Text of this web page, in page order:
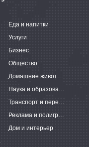
Еда и напитки
Услуги
Бизнес
Общество
Домашние животные
Наука и образование
Транспорт и перевозки
Реклама и полиграфия
Дом и интерьер